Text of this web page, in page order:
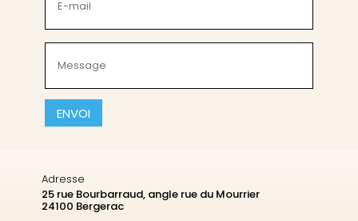
mail
(Nécessaire)
(Nécessaire)
CAPTCHA
Adresse
25 rue Bourbarraud, angle rue du Mourrier
24100 Bergerac